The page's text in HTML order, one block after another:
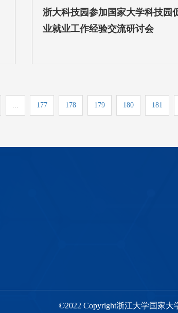
浙大科技园参加国家大学科技园
业就业工作经验交流研讨会
... 177 178 179 180 181
©2022 Copyright浙江大学国家